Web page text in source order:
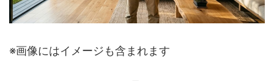
※画像にはイメージも含まれます